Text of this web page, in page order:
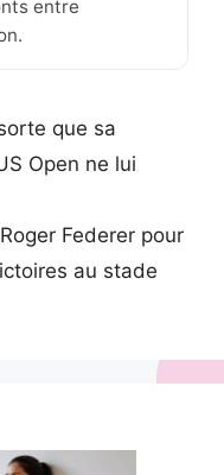
entre
que sa
Open ne lui
Federer pour
au stade